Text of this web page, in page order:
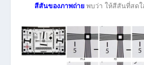
สีสันของภาพถ่ายพบว่า ให้สีสันที่สดใ